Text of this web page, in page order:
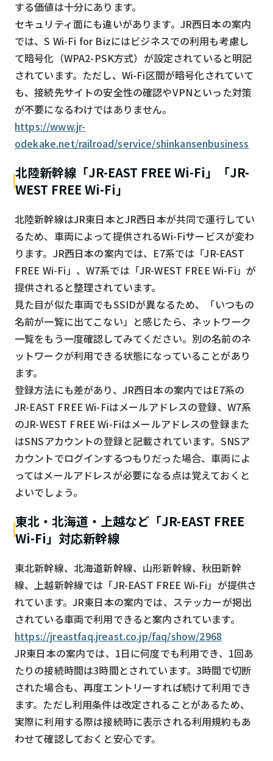
する価値は十分にあります。
セキュリティ面にも違いがあります。JR西日本の案内
では、S Wi-Fi for Bizにはビジネスでの利用も考慮し
て暗号化（WPA2-PSK方式）が設定されていると明記
されています。ただし、Wi-Fi区間が暗号化されていて
も、接続先サイトの安全性の確認やVPNといった対策
が不要になるわけではありません。
https://www.jr-
odekake.net/railroad/service/shinkansenbusiness
北陸新幹線「JR-EAST FREE Wi-Fi」「JR-
WEST FREE Wi-Fi」
北陸新幹線はJR東日本とJR西日本が共同で運行してい
るため、車両によって提供されるWi-Fiサービスが変わ
ります。JR西日本の案内では、E7系では「JR-EAST
FREE Wi-Fi」、W7系では「JR-WEST FREE Wi-Fi」が
提供されると整理されています。
見た目が似た車両でもSSIDが異なるため、「いつもの
名前が一覧に出てこない」と感じたら、ネットワーク
一覧をもう一度確認してみてください。別の名前のネ
ットワークが利用できる状態になっていることがあり
ます。
登録方法にも差があり、JR西日本の案内ではE7系の
JR-EAST FREE Wi-Fiはメールアドレスの登録、W7系
のJR-WEST FREE Wi-Fiはメールアドレスの登録また
はSNSアカウントの登録と記載されています。SNSア
カウントでログインするつもりだった場合、車両によ
ってはメールアドレスが必要になる点は覚えておくと
よいでしょう。
東北・北海道・上越など「JR-EAST FREE
Wi-Fi」対応新幹線
東北新幹線、北海道新幹線、山形新幹線、秋田新幹
線、上越新幹線では「JR-EAST FREE Wi-Fi」が提供さ
れています。JR東日本の案内では、ステッカーが掲出
されている車両で利用できると案内されています。
https://jreastfaq.jreast.co.jp/faq/show/2968
JR東日本の案内では、1日に何度でも利用でき、1回あ
たりの接続時間は3時間とされています。3時間で切断
された場合も、再度エントリーすれば続けて利用でき
ます。ただし利用条件は改定されることがあるため、
実際に利用する際は接続時に表示される利用規約もあ
わせて確認しておくと安心です。